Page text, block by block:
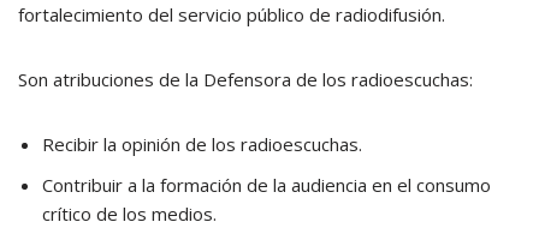
fortalecimiento del servicio público de radiodifusión.
Son atribuciones de la Defensora de los radioescuchas:
Recibir la opinión de los radioescuchas.
Contribuir a la formación de la audiencia en el consumo
crítico de los medios.